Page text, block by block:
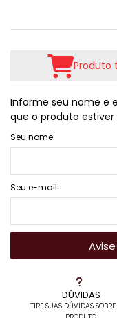
DÚVIDAS
TIRE SUAS DÚVIDAS SOBRE
Produto
Informe seu nome e
que o produto estiver
Seu nome:
Seu e-mail: